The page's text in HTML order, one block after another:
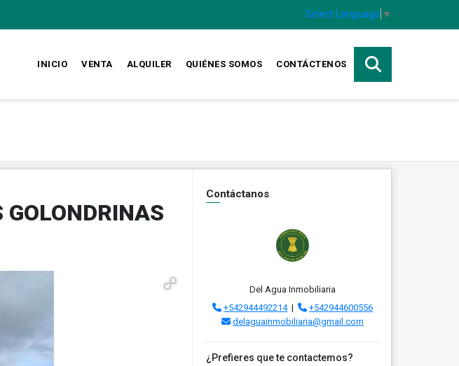
Select Language ▼
INICIO VENTA ALQUILER QUIÉNES SOMOS CONTÁCTENOS
Contáctanos
Del Agua Inmobiliaria
+542944492214|
+542944600556
delaguainmobiliaria@gmail.com
¿Prefieres que te contactemos?